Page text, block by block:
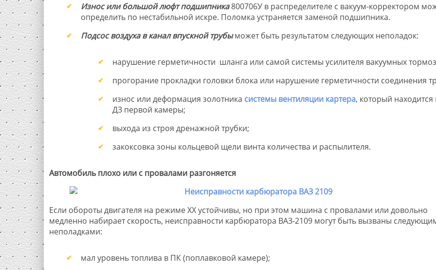
Износ или большой люфт подшипника800706У в распределителе с вакуум-корректором
определить по нестабильной искре. Поломка устраняется заменой подшипника.
Подсос воздуха в канал впускной трубыможет быть результатом следующих неполадок:
нарушение герметичности шланга или самой системы усилителя вакуумных
прогорание прокладки головки блока или нарушение герметичности соединения
износ или деформация золотника системы вентиляции картера, который находится
ДЗ первой камеры;
выхода из строя дренажной трубки;
закоксовка зоны кольцевой щели винта количества и распылителя.
Автомобиль плохо или с провалами разгоняется
Если обороты двигателя на режиме ХХ устойчивы, но при этом машина с провалами или довольно
медленно набирает скорость, неисправности карбюратора ВАЗ-2109 могут быть вызваны
неполадками:
мал уровень топлива в ПК (поплавковой камере);